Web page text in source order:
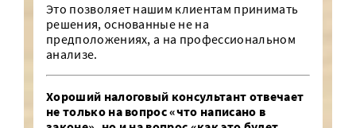
Это позволяет нашим клиентам принимать
решения, основанные не на
предположениях, а на профессиональном
анализе.
Хороший налоговый консультант отвечает
не только на вопрос «что написано в